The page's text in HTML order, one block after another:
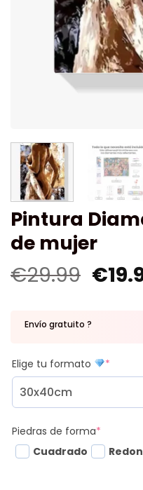
Pintura
de mujer
€29.99 €
Envío gratuito ?
Elige tu formato *
Piedras de forma*
Cuadrado